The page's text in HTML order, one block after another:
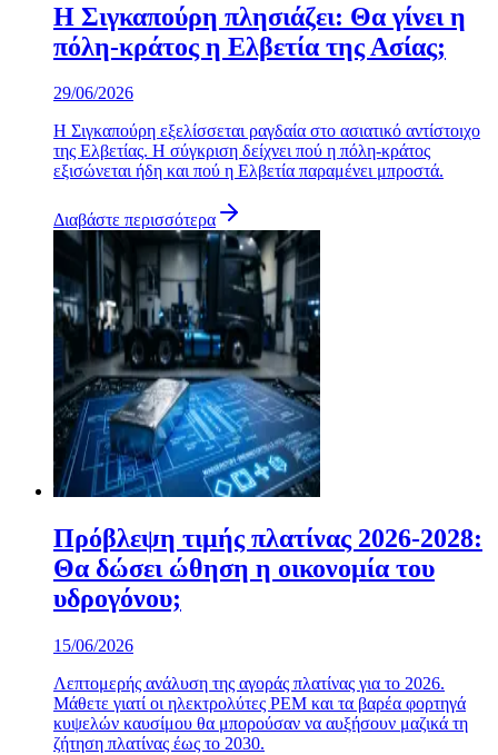
Η Σιγκαπούρη πλησιάζει: Θα γίνει η
πόλη-κράτος η Ελβετία της Ασίας;
29/06/2026
Η Σιγκαπούρη εξελίσσεται ραγδαία στο ασιατικό αντίστοιχο
της Ελβετίας. Η σύγκριση δείχνει πού η πόλη-κράτος
εξισώνεται ήδη και πού η Ελβετία παραμένει μπροστά.
Διαβάστε περισσότερα
Πρόβλεψη τιμής πλατίνας 2026-2028:
Θα δώσει ώθηση η οικονομία του
υδρογόνου;
15/06/2026
Λεπτομερής ανάλυση της αγοράς πλατίνας για το 2026.
Μάθετε γιατί οι ηλεκτρολύτες PEM και τα βαρέα φορτηγά
κυψελών καυσίμου θα μπορούσαν να αυξήσουν μαζικά τη
ζήτηση πλατίνας έως το 2030.